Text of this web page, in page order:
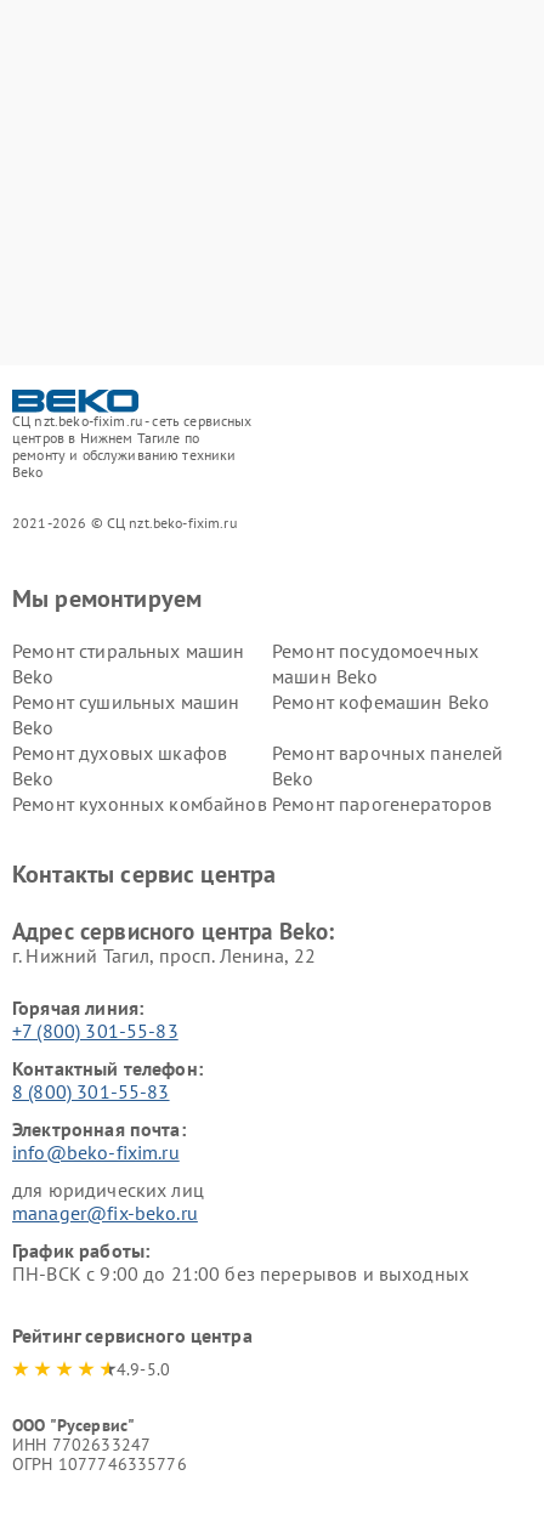
СЦ nzt.beko-fixim.ru - сеть сервисных
центров в Нижнем Тагиле по
ремонту и обслуживанию техники
Beko
2021-2026 © СЦ nzt.beko-fixim.ru
Мы ремонтируем
Ремонт стиральных машин
Beko
Ремонт посудомоечных
машин Beko
Ремонт сушильных машин
Beko
Ремонт кофемашин Beko
Ремонт духовых шкафов
Beko
Ремонт варочных панелей
Beko
Ремонт кухонных комбайнов Ремонт парогенераторов
Ремонт холодильников Beko Ремонт морозильных камер
Контакты сервис центра
Адрес сервисного центра Beko:
г. Нижний Тагил, просп. Ленина, 22
Горячая линия:
+7 (800) 301-55-83
Контактный телефон:
8 (800) 301-55-83
Электронная почта:
info@beko-fixim.ru
для юридических лиц
manager@fix-beko.ru
График работы:
ПН-ВСК с 9:00 до 21:00 без перерывов и выходных
Рейтинг сервисного центра
4.9-5.0
ООО "Русервис"
ИНН 7702633247
ОГРН 1077746335776